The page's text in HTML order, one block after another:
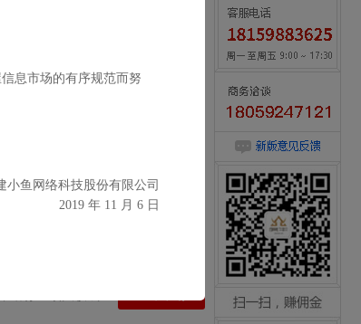
息市场的有序规范而努
小鱼网络科技股份有限公司
2019 年 11 月 6 日
意见反馈
咨询请来电:0592-5534177